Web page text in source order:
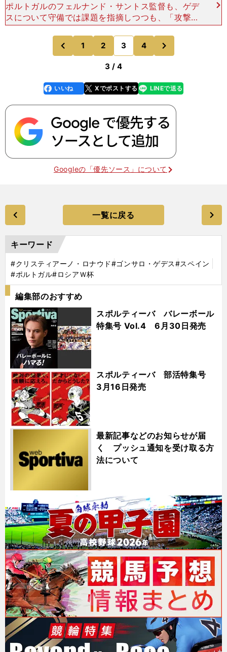
ポルトガルのフェルナンド・サントス監督も、ゲデ
スについて守備では課題を指摘しつつも、「攻撃面
で可能性を秘めた選手」と潜在能力を高く評価す
る。変心したＣ・ロナウドとともに、今後もチャン
スを量産するような
前
のページへ
1 2 3 4
のページへ
3 / 4
faceboo
k
いいね Xでポストする
line LINEで送る
Googleの「優先ソース」について
一覧に戻る
キーワード
#クリスティアーノ・ロナウド#ゴンサロ・ゲデス#スペイン
#ポルトガル#ロシアＷ杯
編集部のおすすめ
スポルティーバ バレーボール
特集号 Vol.4 6月30日発売
スポルティーバ 部活特集号
3月16日発売
最新記事などのお知らせが届
く プッシュ通知を受け取る方
法について